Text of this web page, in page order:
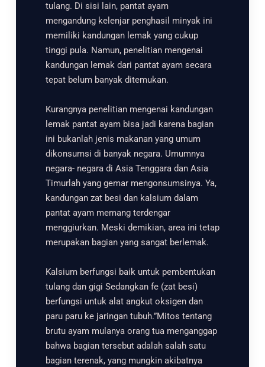
tulang. Di sisi lain, pantat ayam
mengandung kelenjar penghasil minyak ini
memiliki kandungan lemak yang cukup
tinggi pula. Namun, penelitian mengenai
kandungan lemak dari pantat ayam secara
tepat belum banyak ditemukan.
Kurangnya penelitian mengenai kandungan
lemak pantat ayam bisa jadi karena bagian
ini bukanlah jenis makanan yang umum
dikonsumsi di banyak negara. Umumnya
negara- negara di Asia Tenggara dan Asia
Timurlah yang gemar mengonsumsinya. Ya,
kandungan zat besi dan kalsium dalam
pantat ayam memang terdengar
menggiurkan. Meski demikian, area ini tetap
merupakan bagian yang sangat berlemak.
Kalsium berfungsi baik untuk pembentukan
tulang dan gigi Sedangkan fe (zat besi)
berfungsi untuk alat angkut oksigen dan
paru paru ke jaringan tubuh.”Mitos tentang
brutu ayam mulanya orang tua menganggap
bahwa bagian tersebut adalah salah satu
bagian terenak, yang mungkin akibatnya